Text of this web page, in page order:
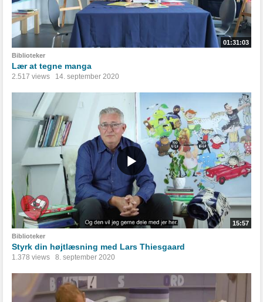
01:31:03
Biblioteker
Lær at tegne manga
2.517 views 14. september 2020
15:57
Biblioteker
Styrk din højtlæsning med Lars Thiesgaard
1.378 views 8. september 2020